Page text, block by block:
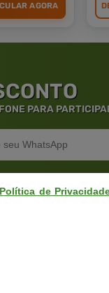
AGORA
PARA
Política de